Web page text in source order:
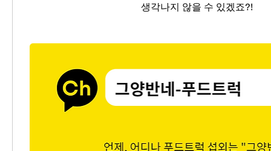
생각나지 않을 수 있겠죠?!